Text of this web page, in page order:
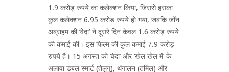
1.9 करोड़ रुपये का कलेक्शन किया, जिससे इसका
कुल कलेक्शन 6.95 करोड़ रुपये हो गया, जबकि जॉन
अब्राहम की ‘वेदा’ ने दूसरे दिन केवल 1.6 करोड़ रुपये
की कमाई की। इस फिल्म की कुल कमाई 7.9 करोड़
रुपये है। 15 अगस्त को ‘वेदा’ और ‘खेल खेल में’ के
अलावा डबल स्मार्ट (तेलुगु), थंगालन (तमिल) और